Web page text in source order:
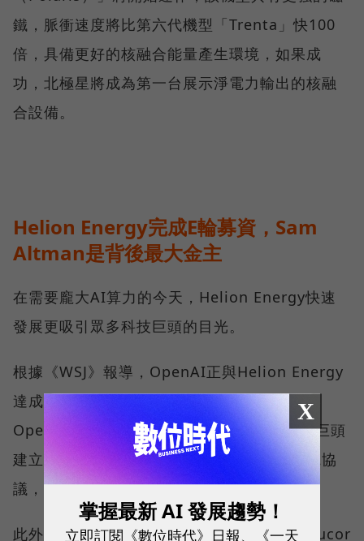
鐵，脈衝速度將比第六代機型「Trenta」快100
倍，具備更好的核融合能量產生環境，如果成
功，北極星將成為第一台展示淨電力輸出的核融
合設備。
Helion Energy完成E輪募資，Sam
Altman是背後最大金主
在需要龐大AI算力的今天，Helion Energy快速
發展更吸引眾多科技巨頭的目光。
根據《WSJ》報導，OpenAI正與Helion Energy
達成協定，計畫為數據中心提供電力。除了
OpenAI之外，Helion Energy也與其他科技巨頭
建立了合作關係，微軟去年就與其簽訂了供電協
議，成為了Helion Energy的第一個客戶。
此外，Helion Energy更與美國鋼鐵製造商Nucor
X
掌握最新 AI 發展趨勢！
立即訂閱《數位時代》日報、《一天